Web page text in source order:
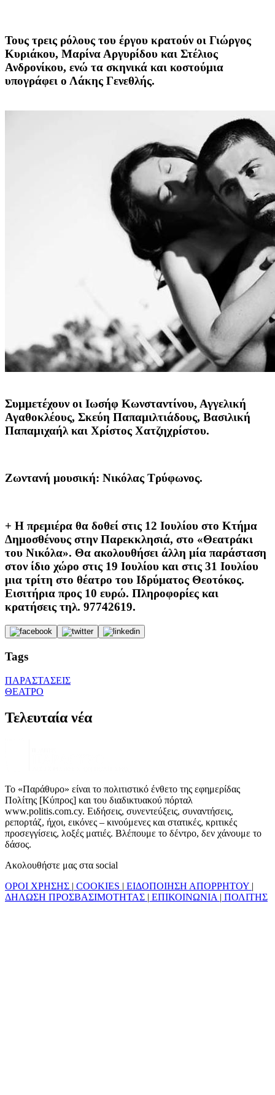
Τους τρεις ρόλους του έργου κρατούν οι Γιώργος
Κυριάκου, Μαρίνα Αργυρίδου και Στέλιος
Ανδρονίκου, ενώ τα σκηνικά και κοστούμια
υπογράφει ο Λάκης Γενεθλής.
Συμμετέχουν οι Ιωσήφ Κωνσταντίνου, Αγγελική
Αγαθοκλέους, Σκεύη Παπαμιλτιάδους, Βασιλική
Παπαμιχαήλ και Χρίστος Χατζηχρίστου.
Ζωντανή μουσική: Νικόλας Τρύφωνος.
+ Η πρεμιέρα θα δοθεί στις 12 Ιουλίου στο Κτήμα
Δημοσθένους στην Παρεκκλησιά, στο «Θεατράκι
του Νικόλα». Θα ακολουθήσει άλλη μία παράσταση
στον ίδιο χώρο στις 19 Ιουλίου και στις 31 Ιουλίου
μια τρίτη στο θέατρο του Ιδρύματος Θεοτόκος.
Εισιτήρια προς 10 ευρώ. Πληροφορίες και
κρατήσεις τηλ. 97742619.
Tags
ΠΑΡΑΣΤΑΣΕΙΣ
ΘΕΑΤΡΟ
Τελευταία νέα
Το «Παράθυρο» είναι το πολιτιστικό ένθετο της εφημερίδας
Πολίτης [Κύπρος] και του διαδικτυακού πόρταλ
www.politis.com.cy. Ειδήσεις, συνεντεύξεις, συναντήσεις,
ρεπορτάζ, ήχοι, εικόνες – κινούμενες και στατικές, κριτικές
προσεγγίσεις, λοξές ματιές. Βλέπουμε το δέντρο, δεν χάνουμε το
δάσος.
Ακολουθήστε μας στα social
ΟΡΟΙ ΧΡΗΣΗΣ | COOKIES | ΕΙΔΟΠΟΙΗΣΗ ΑΠΟΡΡΗΤΟΥ |
ΔΗΛΩΣΗ ΠΡΟΣΒΑΣΙΜΟΤΗΤΑΣ | ΕΠΙΚΟΙΝΩΝΙΑ | ΠΟΛΙΤΗΣ